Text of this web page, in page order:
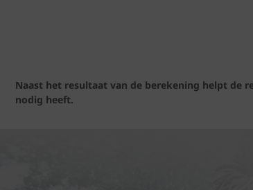
Naast het resultaat van de berekening helpt de
nodig heeft.